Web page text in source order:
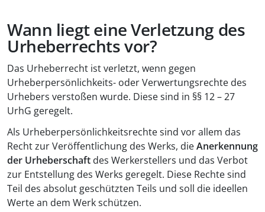
Wann liegt eine Verletzung des
Urheberrechts vor?
Das Urheberrecht ist verletzt, wenn gegen
Urheberpersönlichkeits- oder Verwertungsrechte des
Urhebers verstoßen wurde. Diese sind in §§ 12 – 27
UrhG geregelt.
Als Urheberpersönlichkeitsrechte sind vor allem das
Recht zur Veröffentlichung des Werks, dieAnerkennung
der Urheberschaft des Werkerstellers und das Verbot
zur Entstellung des Werks geregelt. Diese Rechte sind
Teil des absolut geschützten Teils und soll die ideellen
Werte an dem Werk schützen.